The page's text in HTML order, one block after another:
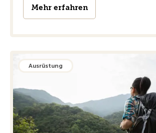
Mehr erfahren
Ausrüstung